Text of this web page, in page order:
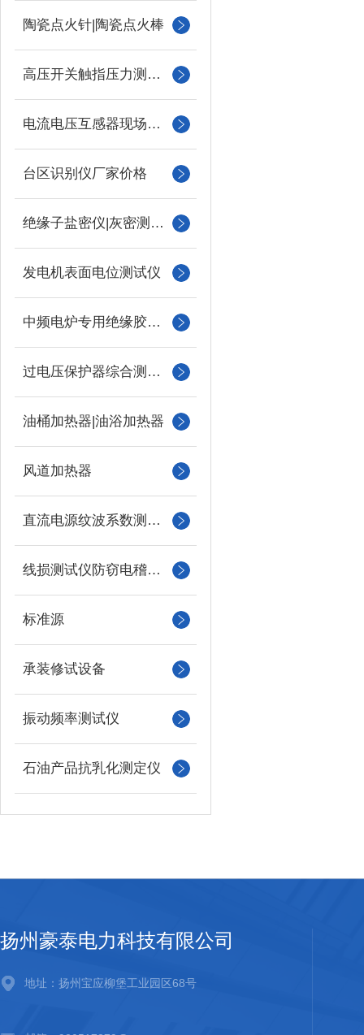
陶瓷点火针|陶瓷点火棒
高压开关触指压力测试仪
电流电压互感器现场校验仪
台区识别仪厂家价格
绝缘子盐密仪|灰密测试仪
发电机表面电位测试仪
中频电炉专用绝缘胶木柱
过电压保护器综合测试仪
油桶加热器|油浴加热器
风道加热器
直流电源纹波系数测试仪
线损测试仪防窃电稽查仪
标准源
承装修试设备
振动频率测试仪
石油产品抗乳化测定仪
扬州豪泰电力科技有限公司
地址：扬州宝应柳堡工业园区68号